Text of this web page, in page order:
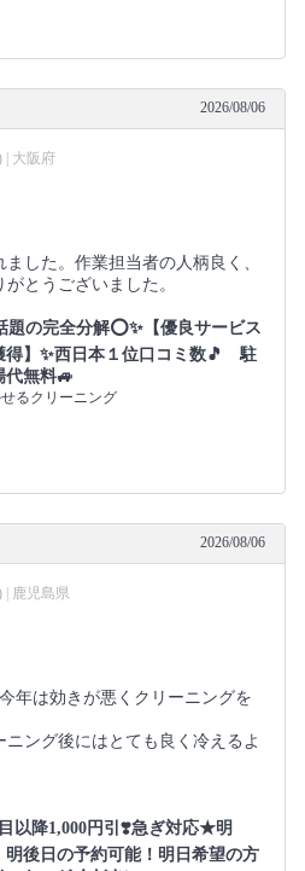
2026/08/06
| 大阪府
した。作業担当者の人柄良く、
とうございました。
題の完全分解⭕✨【優良サービス
得】✨西日本１位口コミ数🎵 駐
代無料🚙
せるクリーニング
2026/08/06
| 鹿児島県
年は効きが悪くクリーニングを
ング後にはとても良く冷えるよ
以降1,000円引❣️急ぎ対応★明
明後日の予約可能！明日希望の方